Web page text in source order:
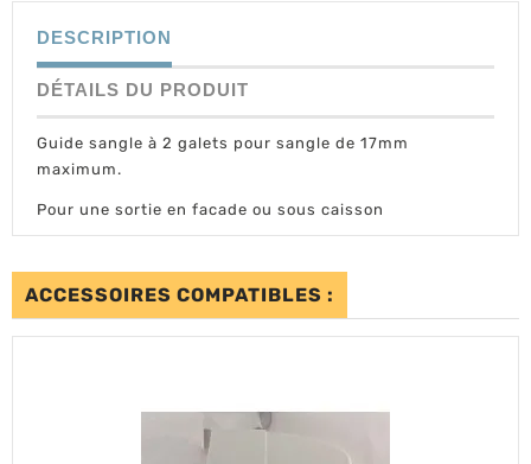
DESCRIPTION
DÉTAILS DU PRODUIT
Guide sangle à 2 galets pour sangle de 17mm
maximum.
Pour une sortie en facade ou sous caisson
ACCESSOIRES COMPATIBLES :